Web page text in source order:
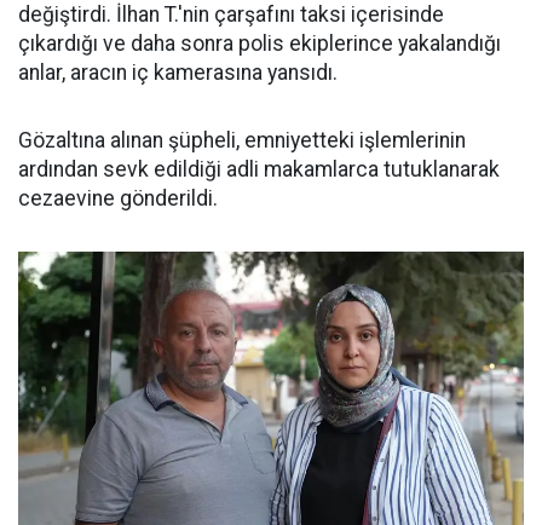
değiştirdi. İlhan T.'nin çarşafını taksi içerisinde
çıkardığı ve daha sonra polis ekiplerince yakalandığı
anlar, aracın iç kamerasına yansıdı.
Gözaltına alınan şüpheli, emniyetteki işlemlerinin
ardından sevk edildiği adli makamlarca tutuklanarak
cezaevine gönderildi.